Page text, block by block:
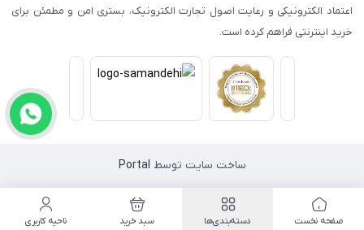
اعتماد الکترونیکی و رعایت اصول تجارت الکترونیک، بستری امن و مطمئن برای
خرید اینترنتی فراهم کرده است.
ساخت سایت توسط Portal
صفحه نخست دسته‌بندی‌ها سبد خرید ناحیه کاربری